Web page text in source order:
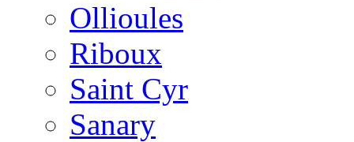
Ollioules
Riboux
Saint Cyr
Sanary